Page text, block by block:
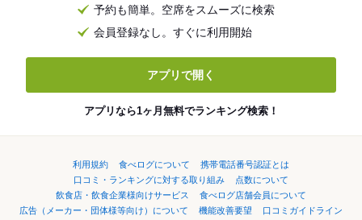
予約も簡単。空席をスムーズに検索
会員登録なし。すぐに利用開始
アプリで開く
アプリなら1ヶ月無料でランキング検索！
利用規約 食べログについて
携帯電話番号認証とは
口コミ・ランキングに対する取り組み
点数について
飲食店・飲食企業様向けサービス
食べログ店舗会員について
広告（メーカー・団体様等向け）について
機能改善要望
口コミガイドライン